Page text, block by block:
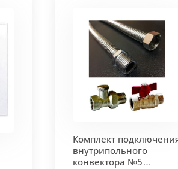
серебро (без доплат)
быть изменена на 10 или 18
Комплект
внутрипольного
конвектора №5